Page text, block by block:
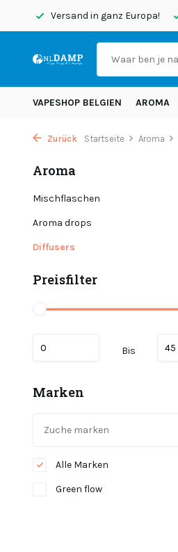
Versand in ganz Europa!
VAPESHOP BELGIEN AROMA
Zurück Startseite Aroma
Aroma
Mischflaschen
Aroma drops
Diffusers
Preisfilter
Bis
Marken
Alle Marken
Green flow